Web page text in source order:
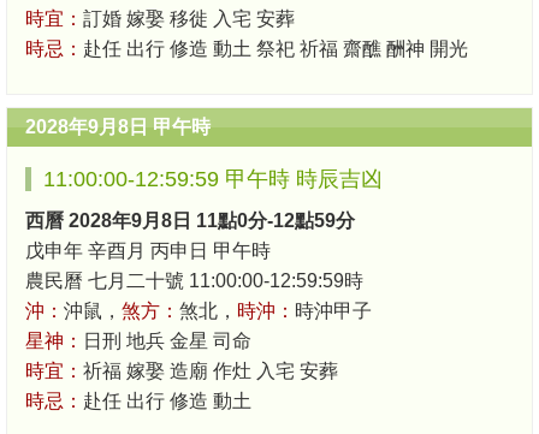
時宜： 訂婚 嫁娶 移徙 入宅 安葬
時忌： 赴任 出行 修造 動土 祭祀 祈福 齋醮 酬神 開光
2028年9月8日 甲午時
11:00:00-12:59:59 甲午時 時辰吉凶
西曆 2028年9月8日 11點0分-12點59分
戊申年 辛酉月 丙申日 甲午時
農民曆 七月二十號 11:00:00-12:59:59時
沖： 沖鼠， 煞方： 煞北， 時沖： 時沖甲子
星神： 日刑 地兵 金星 司命
時宜： 祈福 嫁娶 造廟 作灶 入宅 安葬
時忌： 赴任 出行 修造 動土